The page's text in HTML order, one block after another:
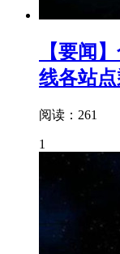
【要闻
线各站
阅读：261
1